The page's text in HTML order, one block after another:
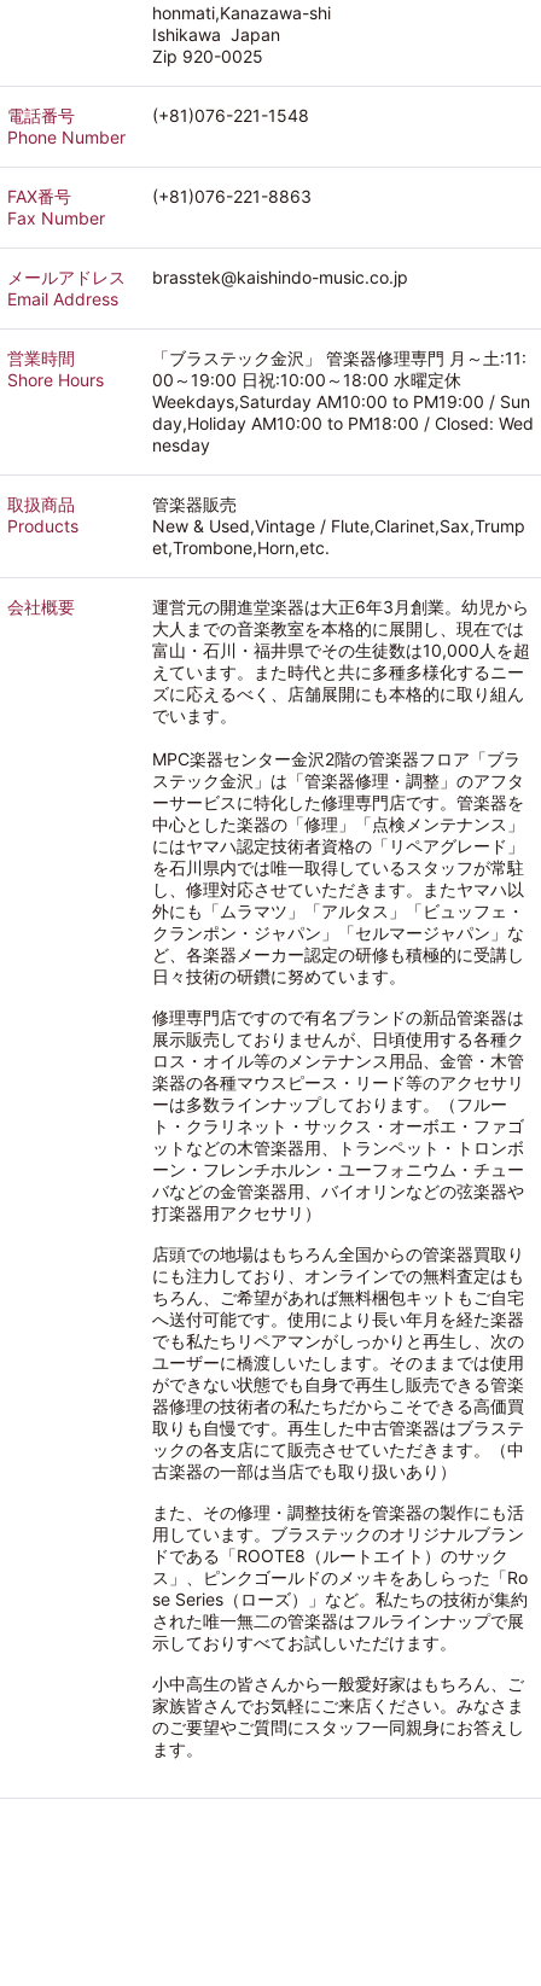
honmati,Kanazawa-shi
Ishikawa Japan
Zip 920-0025
電話番号
Phone Number
(+81)076-221-1548
FAX番号
Fax Number
(+81)076-221-8863
メールアドレス
Email Address
brasstek@kaishindo-music.co.jp
営業時間
Shore Hours
「ブラステック金沢」 管楽器修理専門 月～土:11:
00～19:00 日祝:10:00～18:00 水曜定休
Weekdays,Saturday AM10:00 to PM19:00 / Sun
day,Holiday AM10:00 to PM18:00 / Closed: Wed
nesday
取扱商品
Products
管楽器販売
New & Used,Vintage / Flute,Clarinet,Sax,Trump
et,Trombone,Horn,etc.
会社概要
運営元の開進堂楽器は大正6年3月創業。幼児から
大人までの音楽教室を本格的に展開し、現在では
富山・石川・福井県でその生徒数は10,000人を超
えています。また時代と共に多種多様化するニー
ズに応えるべく、店舗展開にも本格的に取り組ん
でいます。
MPC楽器センター金沢2階の管楽器フロア「ブラ
ステック金沢」は「管楽器修理・調整」のアフタ
ーサービスに特化した修理専門店です。管楽器を
中心とした楽器の「修理」「点検メンテナンス」
にはヤマハ認定技術者資格の「リペアグレード」
を石川県内では唯一取得しているスタッフが常駐
し、修理対応させていただきます。またヤマハ以
外にも「ムラマツ」「アルタス」「ビュッフェ・
クランポン・ジャパン」「セルマージャパン」な
ど、各楽器メーカー認定の研修も積極的に受講し
日々技術の研鑽に努めています。
修理専門店ですので有名ブランドの新品管楽器は
展示販売しておりませんが、日頃使用する各種ク
ロス・オイル等のメンテナンス用品、金管・木管
楽器の各種マウスピース・リード等のアクセサリ
ーは多数ラインナップしております。（フルー
ト・クラリネット・サックス・オーボエ・ファゴ
ットなどの木管楽器用、トランペット・トロンボ
ーン・フレンチホルン・ユーフォニウム・チュー
バなどの金管楽器用、バイオリンなどの弦楽器や
打楽器用アクセサリ）
店頭での地場はもちろん全国からの管楽器買取り
にも注力しており、オンラインでの無料査定はも
ちろん、ご希望があれば無料梱包キットもご自宅
へ送付可能です。使用により長い年月を経た楽器
でも私たちリペアマンがしっかりと再生し、次の
ユーザーに橋渡しいたします。そのままでは使用
ができない状態でも自身で再生し販売できる管楽
器修理の技術者の私たちだからこそできる高価買
取りも自慢です。再生した中古管楽器はブラステ
ックの各支店にて販売させていただきます。（中
古楽器の一部は当店でも取り扱いあり）
また、その修理・調整技術を管楽器の製作にも活
用しています。ブラステックのオリジナルブラン
ドである「ROOTE8（ルートエイト）のサック
ス」、ピンクゴールドのメッキをあしらった「Ro
se Series（ローズ）」など。私たちの技術が集約
された唯一無二の管楽器はフルラインナップで展
示しておりすべてお試しいただけます。
小中高生の皆さんから一般愛好家はもちろん、ご
家族皆さんでお気軽にご来店ください。みなさま
のご要望やご質問にスタッフ一同親身にお答えし
ます。